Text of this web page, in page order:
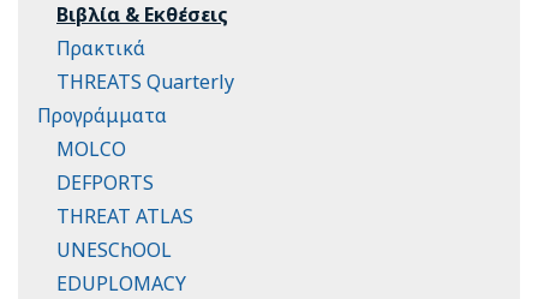
Βιβλία & Εκθέσεις
Πρακτικά
THREATS Quarterly
Προγράμματα
MOLCO
DEFPORTS
THREAT ATLAS
UNESChOOL
EDUPLOMACY